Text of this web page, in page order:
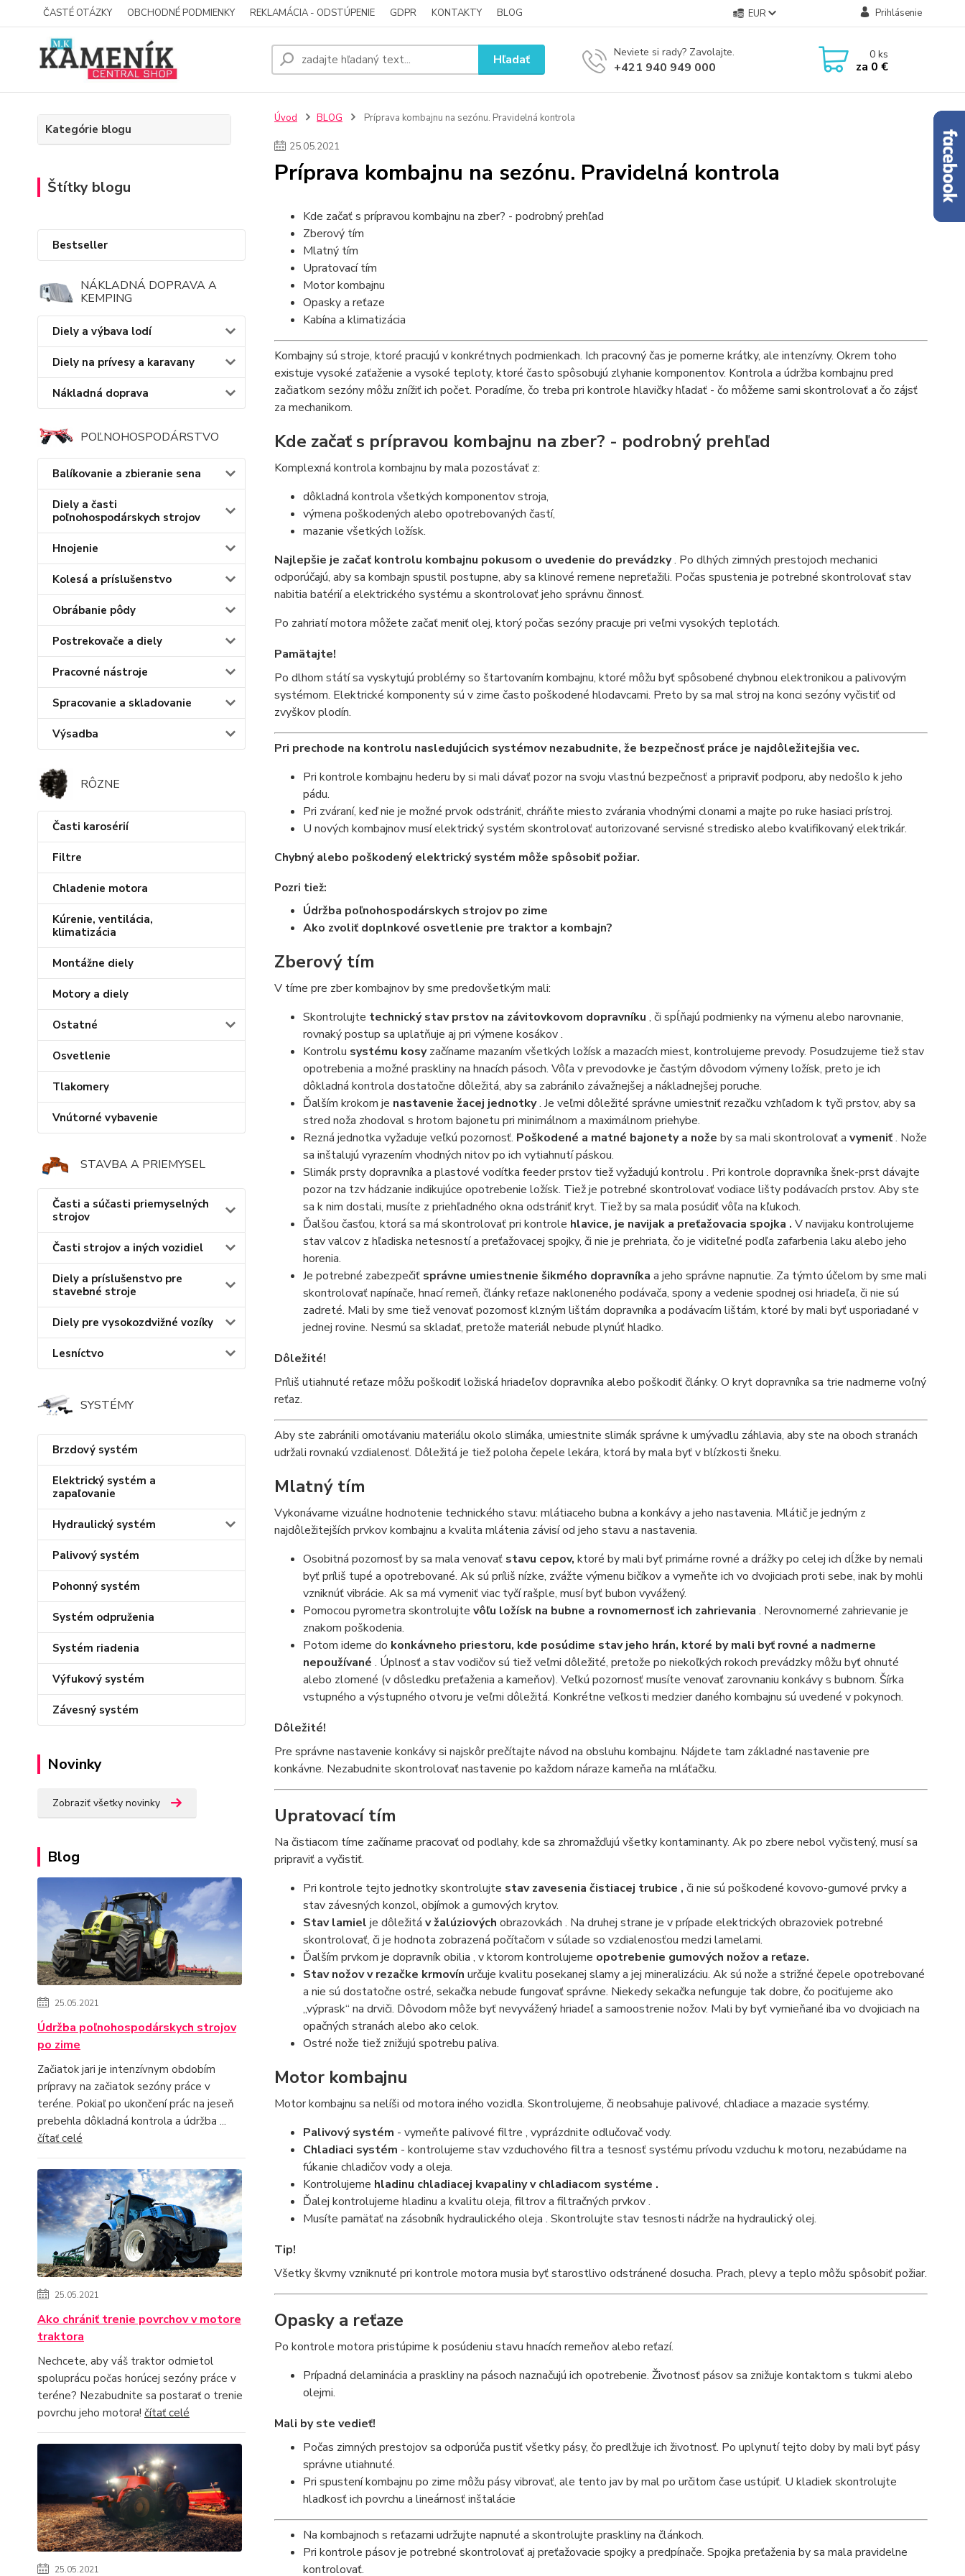
ČASTÉ OTÁZKY OBCHODNÉ PODMIENKY REKLAMÁCIA - ODSTÚPENIE GDPR KONTAKTY BLOG EUR Prihlásenie
Hľadať Neviete si rady? Zavolajte.
+421 940 949 000
0ks
za 0 €
Kategórie blogu
Štítky blogu
Bestseller
NÁKLADNÁ DOPRAVA A
KEMPING
Diely a výbava lodí
Diely na prívesy a karavany
Nákladná doprava
POĽNOHOSPODÁRSTVO
Balíkovanie a zbieranie sena
Diely a časti
poľnohospodárskych strojov
Hnojenie
Kolesá a príslušenstvo
Obrábanie pôdy
Postrekovače a diely
Pracovné nástroje
Spracovanie a skladovanie
Výsadba
RÔZNE
Časti karosérií
Filtre
Chladenie motora
Kúrenie, ventilácia,
klimatizácia
Montážne diely
Motory a diely
Ostatné
Osvetlenie
Tlakomery
Vnútorné vybavenie
STAVBA A PRIEMYSEL
Časti a súčasti priemyselných
strojov
Časti strojov a iných vozidiel
Diely a príslušenstvo pre
stavebné stroje
Diely pre vysokozdvižné vozíky
Lesníctvo
SYSTÉMY
Brzdový systém
Elektrický systém a
zapaľovanie
Hydraulický systém
Palivový systém
Pohonný systém
Systém odpruženia
Systém riadenia
Výfukový systém
Závesný systém
Novinky
Zobraziť všetky novinky
Blog
25.05.2021
Údržba poľnohospodárskych strojov
po zime
Začiatok jari je intenzívnym obdobím
prípravy na začiatok sezóny práce v
teréne. Pokiaľ po ukončení prác na jeseň
prebehla dôkladná kontrola a údržba ...
čítať celé
25.05.2021
Ako chrániť trenie povrchov v motore
traktora
Nechcete, aby váš traktor odmietol
spoluprácu počas horúcej sezóny práce v
teréne? Nezabudnite sa postarať o trenie
povrchu jeho motora! čítať celé
25.05.2021
Úvod BLOG Príprava kombajnu na sezónu. Pravidelná kontrola
25.05.2021
Príprava kombajnu na sezónu. Pravidelná kontrola
Kde začať s prípravou kombajnu na zber? - podrobný prehľad
Zberový tím
Mlatný tím
Upratovací tím
Motor kombajnu
Opasky a reťaze
Kabína a klimatizácia
Kombajny sú stroje, ktoré pracujú v konkrétnych podmienkach. Ich pracovný čas je pomerne krátky, ale intenzívny. Okrem toho
existuje vysoké zaťaženie a vysoké teploty, ktoré často spôsobujú zlyhanie komponentov. Kontrola a údržba kombajnu pred
začiatkom sezóny môžu znížiť ich počet. Poradíme, čo treba pri kontrole hlavičky hľadať - čo môžeme sami skontrolovať a čo zájsť
za mechanikom.
Kde začať s prípravou kombajnu na zber? - podrobný prehľad
Komplexná kontrola kombajnu by mala pozostávať z:
dôkladná kontrola všetkých komponentov stroja,
výmena poškodených alebo opotrebovaných častí,
mazanie všetkých ložísk.
Najlepšie je začať kontrolu kombajnu pokusom o uvedenie do prevádzky. Po dlhých zimných prestojoch mechanici
odporúčajú, aby sa kombajn spustil postupne, aby sa klinové remene nepreťažili. Počas spustenia je potrebné skontrolovať stav
nabitia batérií a elektrického systému a skontrolovať jeho správnu činnosť.
Po zahriatí motora môžete začať meniť olej, ktorý počas sezóny pracuje pri veľmi vysokých teplotách.
Pamätajte!
Po dlhom státí sa vyskytujú problémy so štartovaním kombajnu, ktoré môžu byť spôsobené chybnou elektronikou a palivovým
systémom. Elektrické komponenty sú v zime často poškodené hlodavcami. Preto by sa mal stroj na konci sezóny vyčistiť od
zvyškov plodín.
Pri prechode na kontrolu nasledujúcich systémov nezabudnite, že bezpečnosť práce je najdôležitejšia vec.
Pri kontrole kombajnu hederu by si mali dávať pozor na svoju vlastnú bezpečnosť a pripraviť podporu, aby nedošlo k jeho
pádu.
Pri zváraní, keď nie je možné prvok odstrániť, chráňte miesto zvárania vhodnými clonami a majte po ruke hasiaci prístroj.
U nových kombajnov musí elektrický systém skontrolovať autorizované servisné stredisko alebo kvalifikovaný elektrikár.
Chybný alebo poškodený elektrický systém môže spôsobiť požiar.
Pozri tiež:
Údržba poľnohospodárskych strojov po zime
Ako zvoliť doplnkové osvetlenie pre traktor a kombajn?
Zberový tím
V tíme pre zber kombajnov by sme predovšetkým mali:
Skontrolujte technický stav prstov na závitovkovom dopravníku , či spĺňajú podmienky na výmenu alebo narovnanie,
rovnaký postup sa uplatňuje aj pri výmene kosákov.
Kontrolu systému kosyzačíname mazaním všetkých ložíska mazacích miest, kontrolujeme prevody. Posudzujeme tiež stav
opotrebenia a možné praskliny na hnacích pásoch. Vôľa v prevodovke je častým dôvodom výmeny ložísk, preto je ich
dôkladná kontrola dostatočne dôležitá, aby sa zabránilo závažnejšej a nákladnejšej poruche.
Ďalším krokom je nastavenie žacej jednotky. Je veľmi dôležité správne umiestniť rezačku vzhľadom k tyči prstov, aby sa
stred noža zhodoval s hrotom bajonetu pri minimálnom a maximálnom priehybe.
Rezná jednotka vyžaduje veľkú pozornosť. Poškodené a matné bajonety a nože by sa mali skontrolovať a vymeniť. Nože
sa inštalujú vyrazením vhodných nitov po ich vytiahnutí páskou.
Slimák prsty dopravníka a plastové vodítka feeder prstovtiež vyžadujú kontrolu . Pri kontrole dopravníka šnek-prst dávajte
pozor na tzv hádzanie indikujúce opotrebenie ložísk. Tiež je potrebné skontrolovať vodiace lišty podávacích prstov. Aby ste
sa k nim dostali, musíte z priehľadného okna odstrániť kryt. Tiež by sa mala posúdiť vôľa na kľukoch.
Ďalšou časťou, ktorá sa má skontrolovať pri kontrole hlavice, je navijaka preťažovacia spojka . V navijaku kontrolujeme
stav valcov z hľadiska netesností a preťažovacej spojky, či nie je prehriata, čo je viditeľné podľa zafarbenia laku alebo jeho
horenia.
Je potrebné zabezpečiť správne umiestnenie šikmého dopravníka a jeho správne napnutie. Za týmto účelom by sme mali
skontrolovať napínače, hnací remeň, články reťaze nakloneného podávača, spony a vedenie spodnej osi hriadeľa, či nie sú
zadreté. Mali by sme tiež venovať pozornosť klzným lištám dopravníka a podávacím lištám, ktoré by mali byť usporiadané v
jednej rovine. Nesmú sa skladať, pretože materiál nebude plynúť hladko.
Dôležité!
Príliš utiahnuté reťaze môžu poškodiť ložiská hriadeľov dopravníka alebo poškodiť články. O kryt dopravníka sa trie nadmerne voľný
reťaz.
Aby ste zabránili omotávaniu materiálu okolo slimáka, umiestnite slimák správne k umývadlu záhlavia, aby ste na oboch stranách
udržali rovnakú vzdialenosť. Dôležitá je tiež poloha čepele lekára, ktorá by mala byť v blízkosti šneku.
Mlatný tím
Vykonávame vizuálne hodnotenie technického stavu: mlátiaceho bubna a konkávy a jeho nastavenia. Mlátič je jedným z
najdôležitejších prvkov kombajnu a kvalita mlátenia závisí od jeho stavu a nastavenia.
Osobitná pozornosť by sa mala venovať stavu cepov, ktoré by mali byť primárne rovné a drážky po celej ich dĺžke by nemali
byť príliš tupé a opotrebované. Ak sú príliš nízke, zvážte výmenu bičíkov a vymeňte ich vo dvojiciach proti sebe, inak by mohli
vzniknúť vibrácie. Ak sa má vymeniť viac tyčí rašple, musí byť bubon vyvážený.
Pomocou pyrometra skontrolujte vôľu ložísk na bubne a rovnomernosť ich zahrievania . Nerovnomerné zahrievanie je
znakom poškodenia.
Potom ideme do konkávneho priestoru, kde posúdime stav jeho hrán, ktoré by mali byť rovné a nadmerne
nepoužívané . Úplnosť a stav vodičov sú tiež veľmi dôležité, pretože po niekoľkých rokoch prevádzky môžu byť ohnuté
alebo zlomené (v dôsledku preťaženia a kameňov). Veľkú pozornosť musíte venovať zarovnaniu konkávy s bubnom. Šírka
vstupného a výstupného otvoru je veľmi dôležitá. Konkrétne veľkosti medzier daného kombajnu sú uvedené v pokynoch.
Dôležité!
Pre správne nastavenie konkávy si najskôr prečítajte návod na obsluhu kombajnu. Nájdete tam základné nastavenie pre
konkávne. Nezabudnite skontrolovať nastavenie po každom náraze kameňa na mláťačku.
Upratovací tím
Na čistiacom tíme začíname pracovať od podlahy, kde sa zhromažďujú všetky kontaminanty. Ak po zbere nebol vyčistený, musí sa
pripraviť a vyčistiť.
Pri kontrole tejto jednotky skontrolujte stav zavesenia čistiacej trubice , či nie sú poškodené kovovo-gumové prvky a
stav závesných konzol, objímok a gumových krytov.
Stav lamiel je dôležitá v žalúziových obrazovkách . Na druhej strane je v prípade elektrických obrazoviek potrebné
skontrolovať, či je hodnota zobrazená počítačom v súlade so vzdialenosťou medzi lamelami.
Ďalším prvkom je dopravník obilia , v ktorom kontrolujeme opotrebenie gumových nožov a reťaze.
Stav nožov v rezačke krmovín určuje kvalitu posekanej slamy a jej mineralizáciu. Ak sú nože a strižné čepele opotrebované
a nie sú dostatočne ostré, sekačka nebude fungovať správne. Niekedy sekačka nefunguje tak dobre, čo pociťujeme ako
„výprask“ na drviči. Dôvodom môže byť nevyvážený hriadeľ a samoostrenie nožov. Mali by byť vymieňané iba vo dvojiciach na
opačných stranách alebo ako celok.
Ostré nože tiež znižujú spotrebu paliva.
Motor kombajnu
Motor kombajnu sa nelíši od motora iného vozidla. Skontrolujeme, či neobsahuje palivové, chladiace a mazacie systémy.
Palivový systém - vymeňte palivové filtre , vyprázdnite odlučovač vody.
Chladiaci systém - kontrolujeme stavvzduchového filtra a tesnosť systému prívodu vzduchu k motoru, nezabúdame na
fúkanie chladičov vody a oleja.
Kontrolujeme hladinu chladiacej kvapaliny v chladiacom systéme .
Ďalej kontrolujeme hladinu a kvalitu oleja, filtrova filtračných prvkov.
Musíte pamätať na zásobníkhydraulického oleja . Skontrolujte stav tesnosti nádrže na hydraulický olej.
Tip!
Všetky škvrny vzniknuté pri kontrole motora musia byť starostlivo odstránené dosucha. Prach, plevy a teplo môžu spôsobiť požiar.
Opasky a reťaze
Po kontrole motora pristúpime k posúdeniu stavu hnacích remeňov alebo reťazí.
Prípadná delaminácia a praskliny na pásoch naznačujú ich opotrebenie. Životnosť pásov sa znižuje kontaktom s tukmi alebo
olejmi.
Mali by ste vedieť!
Počas zimných prestojov sa odporúča pustiť všetky pásy, čo predlžuje ich životnosť. Po uplynutí tejto doby by mali byť pásy
správne utiahnuté.
Pri spustení kombajnu po zime môžu pásy vibrovať, ale tento jav by mal po určitom čase ustúpiť. U kladiek skontrolujte
hladkosť ich povrchu a lineárnosť inštalácie
Na kombajnoch s reťazami udržujte napnuté a skontrolujte praskliny na článkoch.
Pri kontrole pásov je potrebné skontrolovať aj preťažovacie spojky a predpínače. Spojka preťaženia by sa mala pravidelne
kontrolovať.